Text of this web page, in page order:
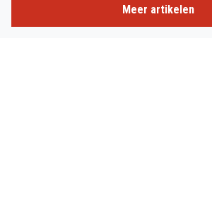
Meer artikelen